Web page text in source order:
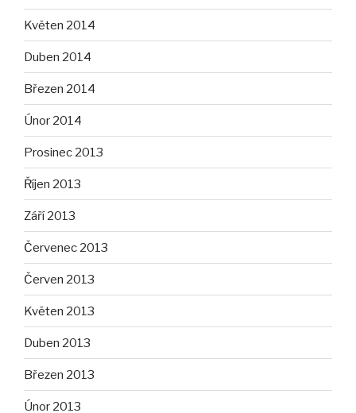
Květen 2014
Duben 2014
Březen 2014
Únor 2014
Prosinec 2013
Říjen 2013
Září 2013
Červenec 2013
Červen 2013
Květen 2013
Duben 2013
Březen 2013
Únor 2013